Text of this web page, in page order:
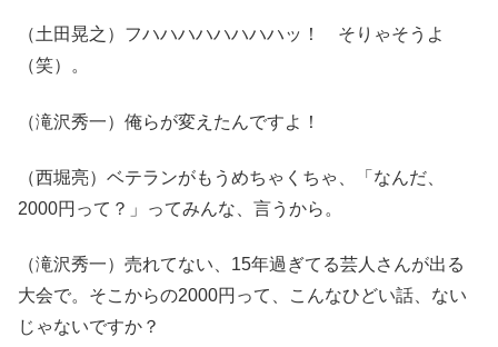
（土田晃之）フハハハハハハハハッ！ そりゃそうよ
（笑）。
（滝沢秀一）俺らが変えたんですよ！
（西堀亮）ベテランがもうめちゃくちゃ、「なんだ、
2000円って？」ってみんな、言うから。
（滝沢秀一）売れてない、15年過ぎてる芸人さんが出る
大会で。そこからの2000円って、こんなひどい話、ない
じゃないですか？